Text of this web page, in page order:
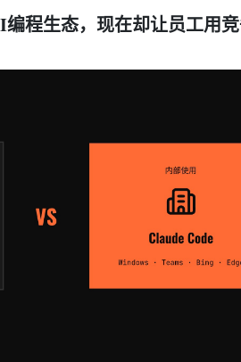
程生态，现在却让员工用竞